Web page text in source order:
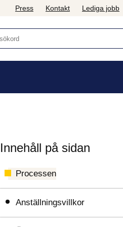
Press Kontakt Lediga jobb
Innehåll på sidan
Processen
Anställningsvillkor